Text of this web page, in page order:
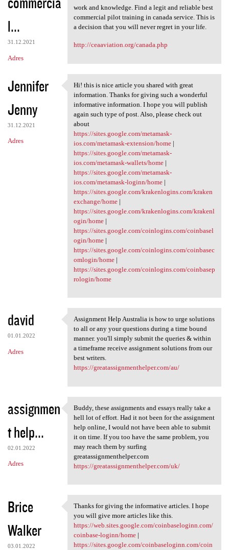
l...
31.12.2021
Adres
work and knowledge. Find a legit and reliable best
commercial pilot training in canada service. This is
a decision that you will never regret in your life.
http://ceaaviation.org/canada.php
Jennifer
Jenny
31.12.2021
Adres
Hi! this is nice article you
Hi! this is nice article you shared with great
information. Thanks for giving such a wonderful
informative information. I hope you will publish
again such type of post. Also, please check out
about
https://sites.google.com/metamask-
ios.com/metamask-extension/home|
https://sites.google.com/metamask-
ios.com/metamask-wallets/home|
https://sites.google.com/metamask-
ios.com/metamask-loginn/home|
https://sites.google.com/krakenlogins.com/kraken
exchange/home|
https://sites.google.com/krakenlogins.com/krakenl
ogin/home|
https://sites.google.com/coinlogins.com/coinbasel
ogin/home|
https://sites.google.com/coinlogins.com/coinbasec
omlogin/home|
https://sites.google.com/coinlogins.com/coinbasep
rologin/home
david
01.01.2022
Adres
Assignment Help Australia is
Assignment Help Australia is how to urge solutions
to all or any your questions during a time bound
manner. you'll simply submit the queries & within
a timeframe receive assignment solutions from our
best writers.
https://greatassignmenthelper.com/au/
assignmen
t help...
02.01.2022
Adres
Buddy, these assignments and
Buddy, these assignments and essays really take a
hell lot of effort. Had it not been for the assignment
help online, I would not have been able to submit
it on time. If you too have the same problem, you
may reach them by surfing
greatassignmenthelper.com
https://greatassignmenthelper.com/uk/
Brice
Walker
03.01.2022
Thanks for giving the
Thanks for giving the informative articles. I hope
you will give more articles like this.
https://web.sites.google.com/coinbaseloginn.com/
coinbase-loginn/home|
https://sites.google.com/coinbaseloginn.com/coin